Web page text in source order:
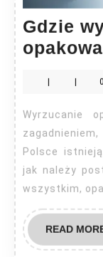
Gdzie
| |
Wyrzucanie opakowań po lekach jest ważnym
Polsce
jak należy
wszystkim,
READ